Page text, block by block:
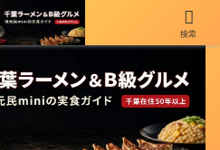
・町中華・B級グルメを本音レビュー
検索